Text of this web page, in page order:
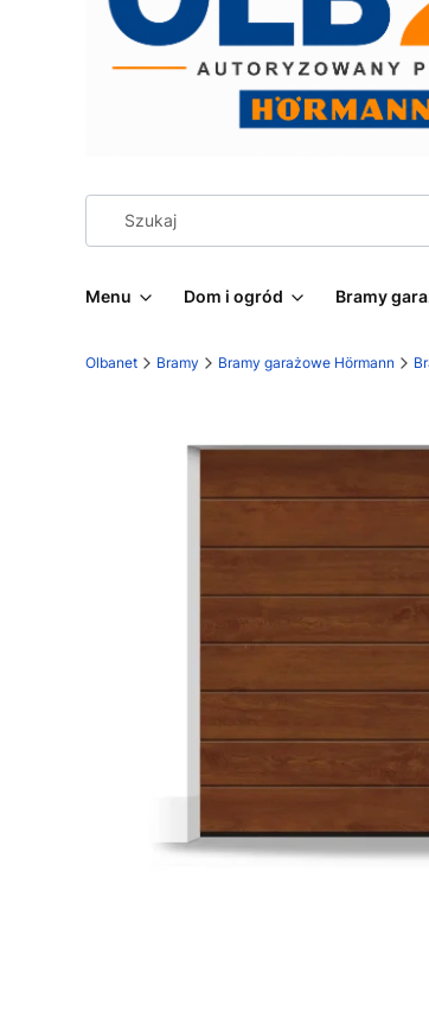
Menu Dom i ogród Bramy
Olbanet Bramy Bramy garażowe Hörmann